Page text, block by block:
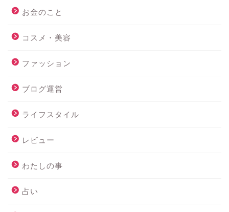
お金のこと
コスメ・美容
ファッション
ブログ運営
ライフスタイル
レビュー
わたしの事
占い